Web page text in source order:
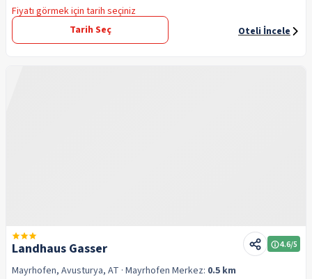
Fiyatı görmek için tarih seçiniz
Tarih Seç
Oteli İncele
Landhaus Gasser 4.6/5
Mayrhofen, Avusturya, AT · Mayrhofen Merkez: 0.5 km